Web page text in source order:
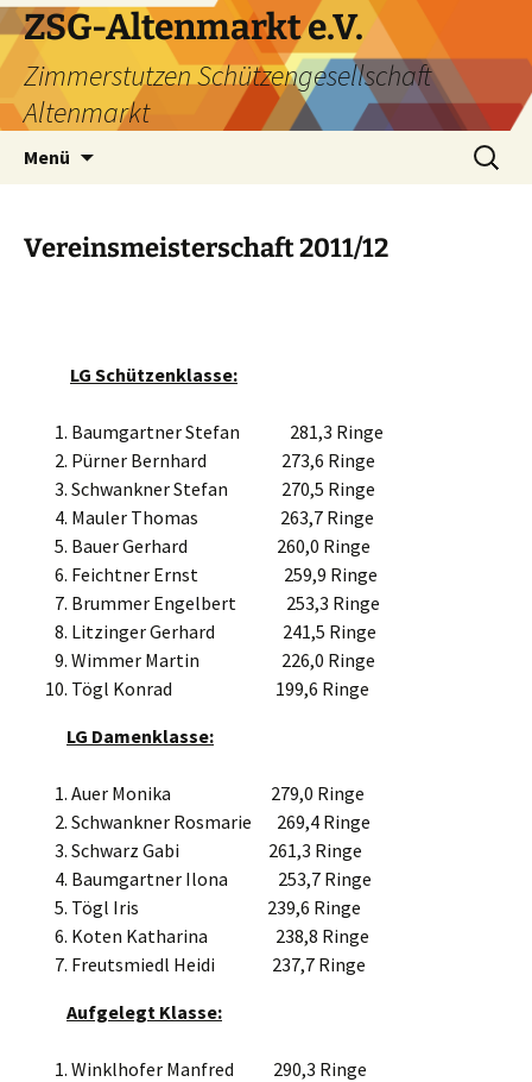
ZSG-Altenmarkt e.V.
Zimmerstutzen Schützengesellschaft
Altenmarkt
Menü
Suchen
nach:
Vereinsmeisterschaft 2011/12
LG Schützenklasse:
Baumgartner Stefan 281,3 Ringe
Pürner Bernhard 273,6 Ringe
Schwankner Stefan 270,5 Ringe
Mauler Thomas 263,7 Ringe
Bauer Gerhard 260,0 Ringe
Feichtner Ernst 259,9 Ringe
Brummer Engelbert 253,3 Ringe
Litzinger Gerhard 241,5 Ringe
Wimmer Martin 226,0 Ringe
Tögl Konrad 199,6 Ringe
LG Damenklasse:
Auer Monika 279,0 Ringe
Schwankner Rosmarie 269,4 Ringe
Schwarz Gabi 261,3 Ringe
Baumgartner Ilona 253,7 Ringe
Tögl Iris 239,6 Ringe
Koten Katharina 238,8 Ringe
Freutsmiedl Heidi 237,7 Ringe
Aufgelegt Klasse:
Winklhofer Manfred 290,3 Ringe